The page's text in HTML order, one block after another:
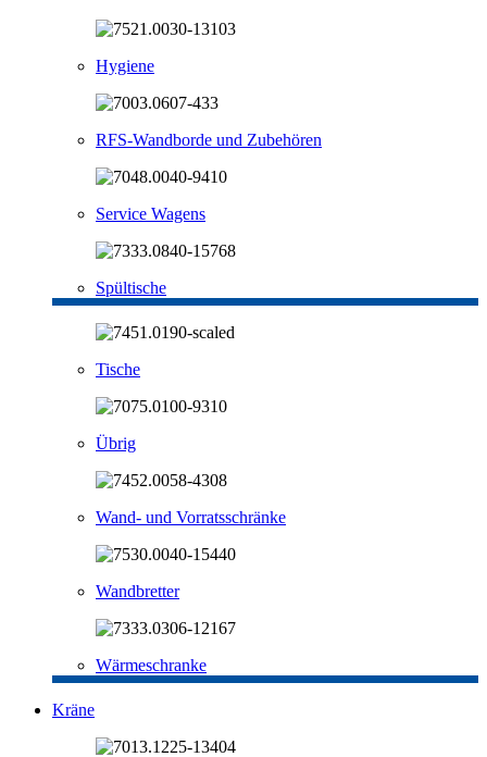
Hygiene
RFS-Wandborde und Zubehören
Service Wagens
Spültische
Tische
Übrig
Wand- und Vorratsschränke
Wandbretter
Wärmeschranke
Kräne